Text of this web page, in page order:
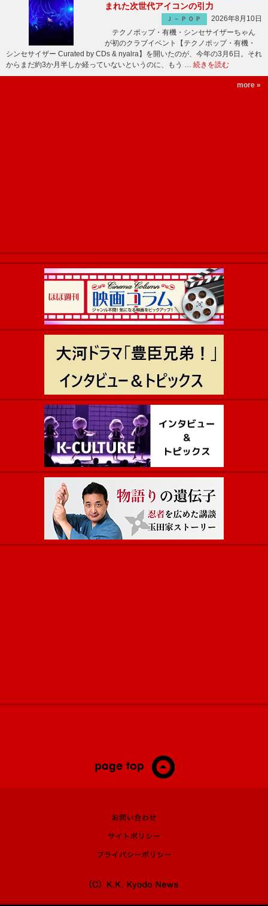
まれた次世代アイコンの引力
Ｊ－ＰＯＰ
2026年8月10日
テクノポップ・有機・シンセサイザーちゃん
が初のクラブイベント【テクノポップ・有機・
シンセサイザー Curated by CDs & nyalra】を開いたのが、今年の3月6日。それ
からまだ約3か月半しか経っていないというのに、もう … 続きを読む
more »